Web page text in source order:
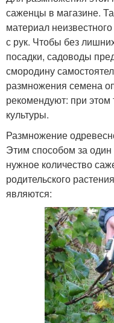
саженцы в магазине.
материал
с рук. Чтобы без
посадки, садоводы
смородину
размножения семена
рекомендуют: при
культуры.
Размножение
Этим способом за
нужное количество
родительского
являются: